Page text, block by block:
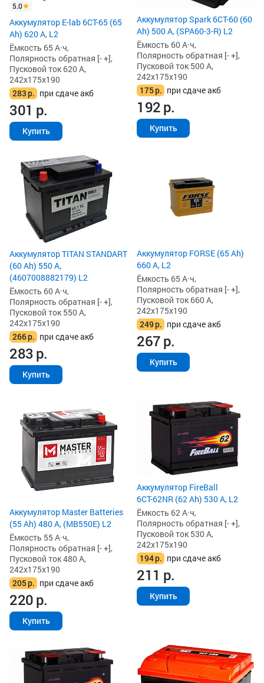
5.0
Аккумулятор E-lab 6СТ-65 (65
Ah) 620 А, L2
Ёмкость 65 А·ч,
Полярность обратная [- +],
Пусковой ток 620 А,
242x175x190
283р. при сдаче акб
301 р.
Купить
Аккумулятор Spark 6СТ-60 (60
Ah) 500 А, (SPA60-3-R) L2
Ёмкость 60 А·ч,
Полярность обратная [- +],
Пусковой ток 500 А,
242x175x190
175р. при сдаче акб
192р.
Купить
Аккумулятор TITAN STANDART
(60 Ah) 550 А,
(4607008882179) L2
Ёмкость 60 А·ч,
Полярность обратная [- +],
Пусковой ток 550 А,
242x175x190
266р. при сдаче акб
283р.
Купить
Аккумулятор FORSE (65 Ah)
660 А, L2
Ёмкость 65 А·ч,
Полярность обратная [- +],
Пусковой ток 660 А,
242x175x190
249р. при сдаче акб
267р.
Купить
Аккумулятор Master Batteries
(55 Ah) 480 А, (MB550E) L2
Ёмкость 55 А·ч,
Полярность обратная [- +],
Пусковой ток 480 А,
242x175x190
205р. при сдаче акб
220р.
Купить
Аккумулятор FireBall
6СТ-62NR (62 Ah) 530 А, L2
Ёмкость 62 А·ч,
Полярность обратная [- +],
Пусковой ток 530 А,
242x175x190
194р. при сдаче акб
211 р.
Купить